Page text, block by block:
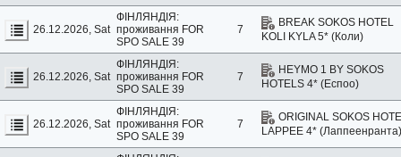
26.12.2026, Sat
ФІНЛЯНДІЯ:
проживання FOR
SPO SALE 39
7
BREAK SOKOS HOTEL
KOLI KYLA 5* (Коли)
26.12.2026, Sat
ФІНЛЯНДІЯ:
проживання FOR
SPO SALE 39
7
HEYMO 1 BY SOKOS
HOTELS 4* (Еспоо)
26.12.2026, Sat
ФІНЛЯНДІЯ:
проживання FOR
SPO SALE 39
7
ORIGINAL SOKOS
LAPPEE 4* (Лаппеенранта)